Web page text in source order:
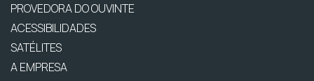
PROVEDORA DO OUVINTE
ACESSIBILIDADES
SATÉLITES
A EMPRESA